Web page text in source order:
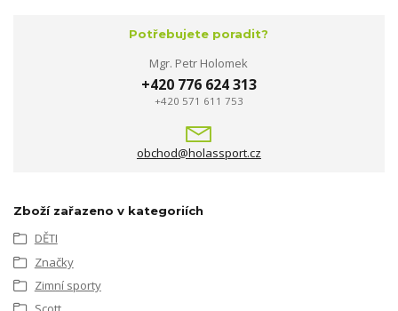
Potřebujete poradit?
Mgr. Petr Holomek
+420 776 624 313
+420 571 611 753
obchod@holassport.cz
Zboží zařazeno v kategoriích
DĚTI
Značky
Zimní sporty